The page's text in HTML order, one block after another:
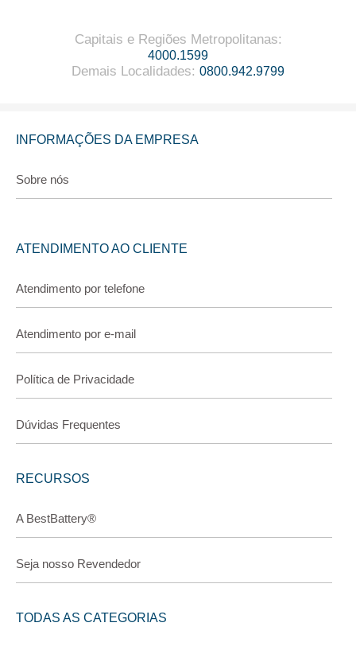
Capitais e Regiões Metropolitanas:
4000.1599
Demais Localidades: 0800.942.9799
INFORMAÇÕES DA EMPRESA
Sobre nós
ATENDIMENTO AO CLIENTE
Atendimento por telefone
Atendimento por e-mail
Política de Privacidade
Dúvidas Frequentes
RECURSOS
A BestBattery®
Seja nosso Revendedor
TODAS AS CATEGORIAS